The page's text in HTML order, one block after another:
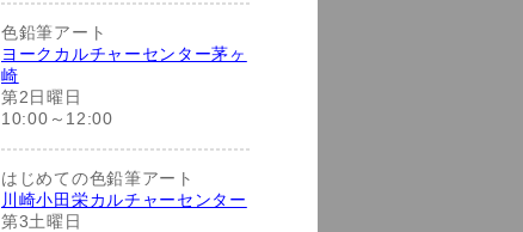
色鉛筆アート
ヨークカルチャーセンター茅ヶ
崎
第2日曜日
10:00～12:00
はじめての色鉛筆アート
川崎小田栄カルチャーセンター
第3土曜日